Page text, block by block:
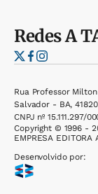
RedesA
Rua Professor
Salvador - BA,
CNPJ nº 15.111.297/
Copyright © 1996 -
EMPRESA EDITORA
Desenvolvido por: